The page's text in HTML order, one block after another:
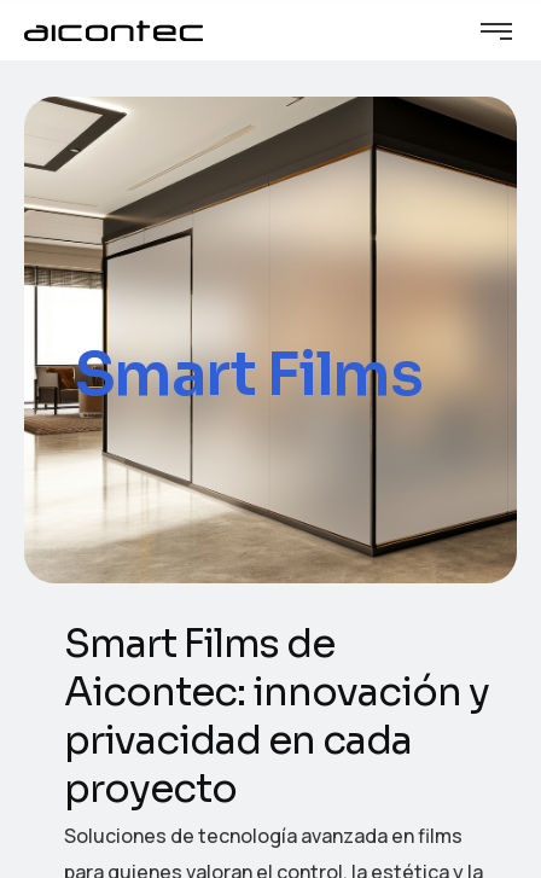
Smart Films
Smart Films de
Aicontec: innovación y
privacidad en cada
proyecto
Soluciones de tecnología avanzada en films
para quienes valoran el control, la estética y la